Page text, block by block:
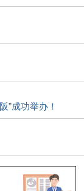
”成功举办！